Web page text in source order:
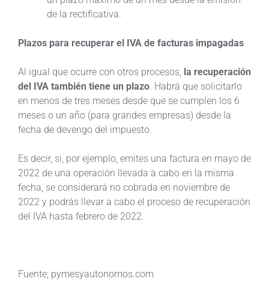
de la rectificativa.
Plazos para recuperar el IVA de facturas impagadas
Al igual que ocurre con otros procesos, la recuperación
del IVA también tiene un plazo. Habrá que solicitarlo
en menos de tres meses desde que se cumplen los 6
meses o un año (para grandes empresas) desde la
fecha de devengo del impuesto.
Es decir, si, por ejemplo, emites una factura en mayo de
2022 de una operación llevada a cabo en la misma
fecha, se considerará no cobrada en noviembre de
2022 y podrás llevar a cabo el proceso de recuperación
del IVA hasta febrero de 2022.
Fuente; pymesyautonomos.com